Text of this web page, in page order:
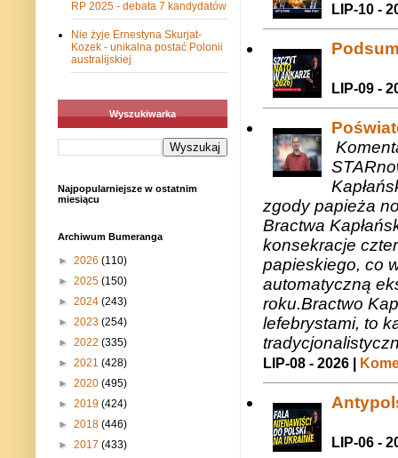
LIP-10 -
LIP-09 -
zgody papieża
Bractwa
konsekracje
papieskiego, co
automatyczną
roku.Bractwo
lefebrystami, to
LIP-08 - 2026 |
LIP-06 -
RP 2025 - debata 7 kandydatów
Nie żyje Ernestyna Skurjat-
Kozek - unikalna postać Polonii
australijskiej
Wyszukiwarka
Najpopularniejsze w ostatnim
miesiącu
Archiwum Bumeranga
► 2026 (110)
► 2025 (150)
► 2024 (243)
► 2023 (254)
► 2022 (335)
► 2021 (428)
► 2020 (495)
► 2019 (424)
► 2018 (446)
► 2017 (433)